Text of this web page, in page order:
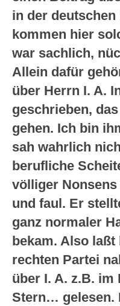
in der
kommen hier
war sachlich,
Allein dafür
über Herrn I. A.
geschrieben,
gehen. Ich bin
sah wahrlich
berufliche
völliger
und faul. Er
ganz normaler
bekam. Also
rechten Partei
über I. A. z.B.
Stern… gelesen.